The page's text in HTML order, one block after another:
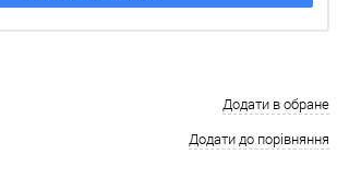
Додати в обране
Додати до порівняння